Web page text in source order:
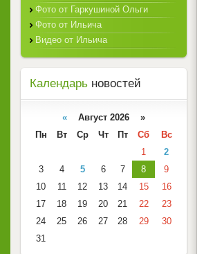
Фото от Гаркушиной Ольги
Фото от Ильича
Видео от Ильича
Календарь новостей
« Август 2026 »
Пн
Вт Ср Чт Пт Сб
Вс
1
2
3
4 5 6 7 8
9
10
11 12 13 14 15
16
17
18 19 20 21 22
23
24
25 26 27 28 29
30
31